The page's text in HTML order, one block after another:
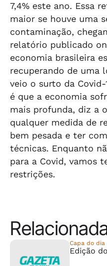
7,4% este ano. Essa
maior se houve uma
contaminação,
relatório publicado
economia brasileira
recuperando de uma
veio o surto da Covid-
é que a economia
mais profunda, diz a
qualquer medida de
bem pesada e ter
técnicas. Enquanto
para a Covid, vamos
restrições.
Capa do dia
Edição